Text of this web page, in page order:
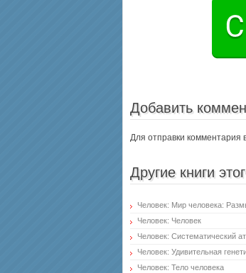
Добавить
Для отправки комментария
Другие книги
Человек: Мир человека:
Человек: Человек
Человек: Систематический
Человек: Удивительная
Человек: Тело человека